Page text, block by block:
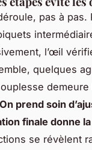
pas à pas.
l’œil
quelques
On prend soin
finale donne
se révèlent